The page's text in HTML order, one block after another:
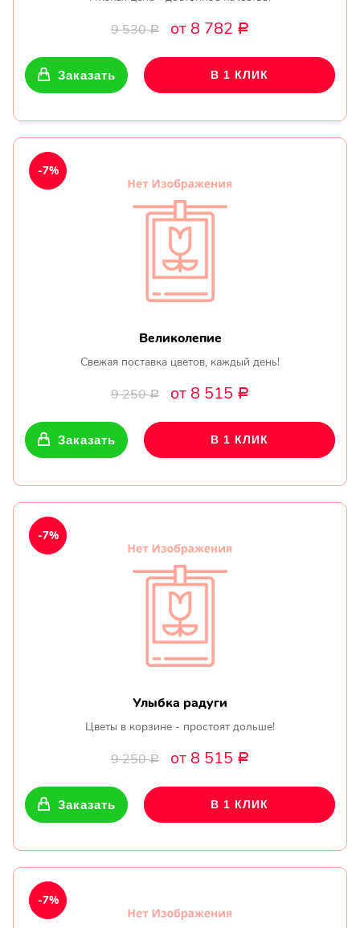
9 530Р от 8 782 Р
Заказать В 1 КЛИК
Великолепие
Свежая поставка цветов, каждый день!
9 250Р от 8 515 Р
-7%
Заказать В 1 КЛИК
Улыбка радуги
Цветы в корзине - простоят дольше!
9 250Р от 8 515 Р
-7%
Заказать В 1 КЛИК
-7%